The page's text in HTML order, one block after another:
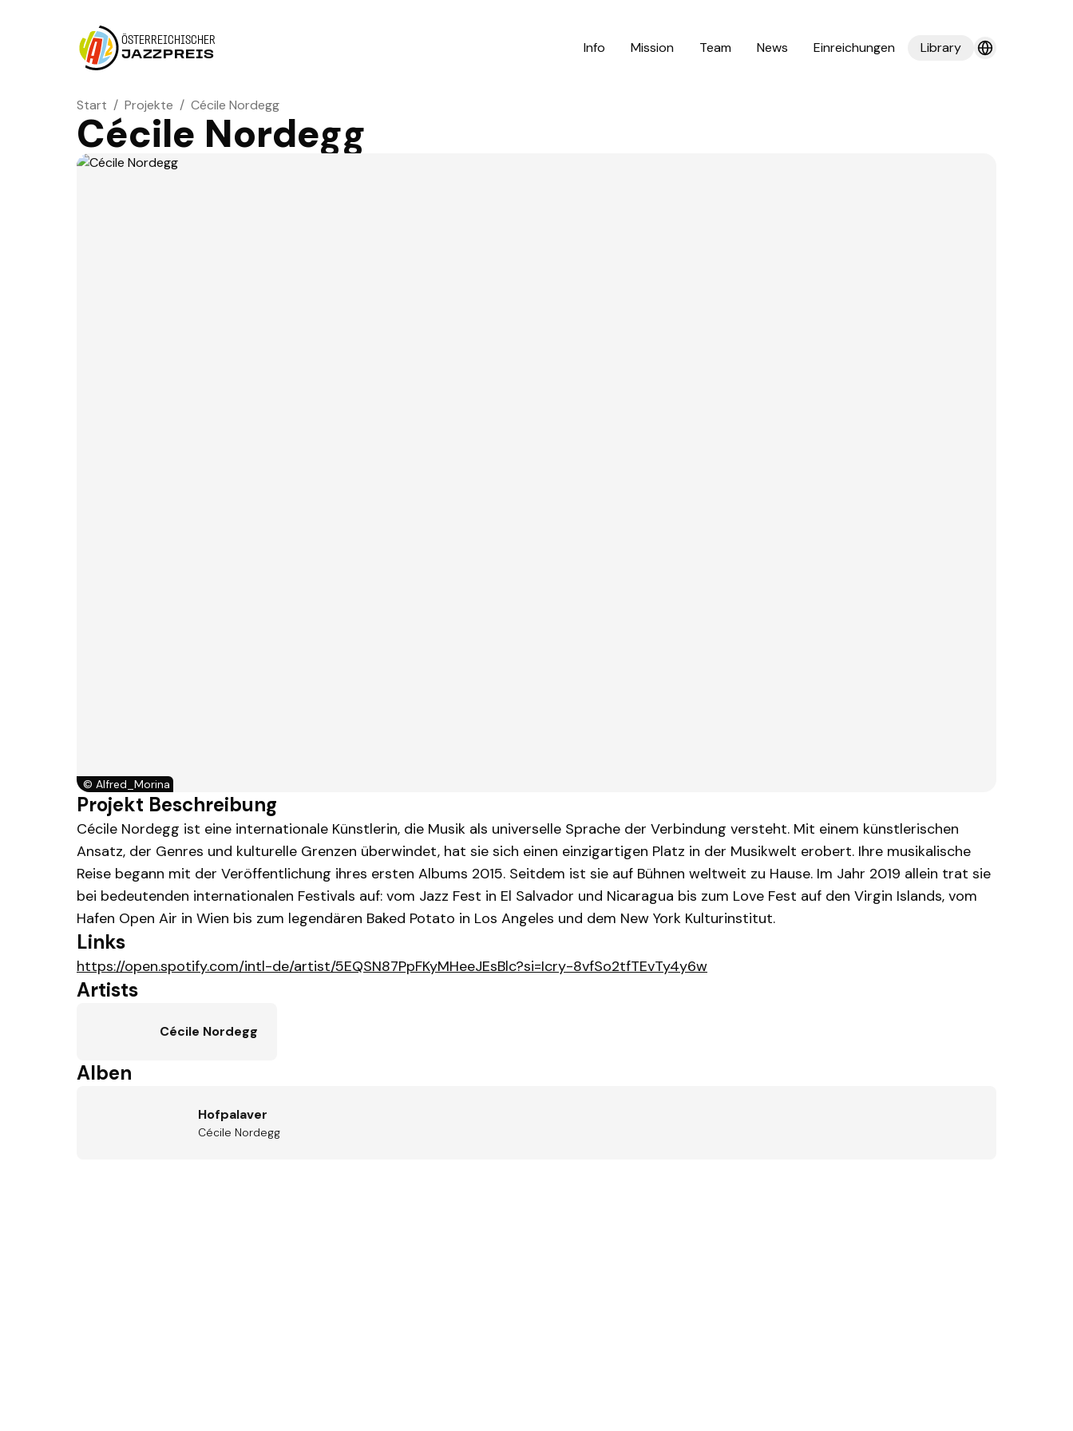
ÖSTERREICHISCHER
JAZZPREIS
Info Mission Team News Einreichungen Library
Start / Projekte / Cécile Nordegg
Cécile Nordegg
© Alfred_Morina
Projekt Beschreibung
Cécile Nordegg ist eine internationale Künstlerin, die Musik als universelle Sprache der Verbindung versteht. Mit einem künstlerischen
Ansatz, der Genres und kulturelle Grenzen überwindet, hat sie sich einen einzigartigen Platz in der Musikwelt erobert. Ihre musikalische
Reise begann mit der Veröffentlichung ihres ersten Albums 2015. Seitdem ist sie auf Bühnen weltweit zu Hause. Im Jahr 2019 allein trat sie
bei bedeutenden internationalen Festivals auf: vom Jazz Fest in El Salvador und Nicaragua bis zum Love Fest auf den Virgin Islands, vom
Hafen Open Air in Wien bis zum legendären Baked Potato in Los Angeles und dem New York Kulturinstitut.
Links
https://open.spotify.com/intl-de/artist/5EQSN87PpFKyMHeeJEsBlc?si=Icry-8vfSo2tfTEvTy4y6w
Artists
Cécile Nordegg
Alben
Hofpalaver
Cécile Nordegg